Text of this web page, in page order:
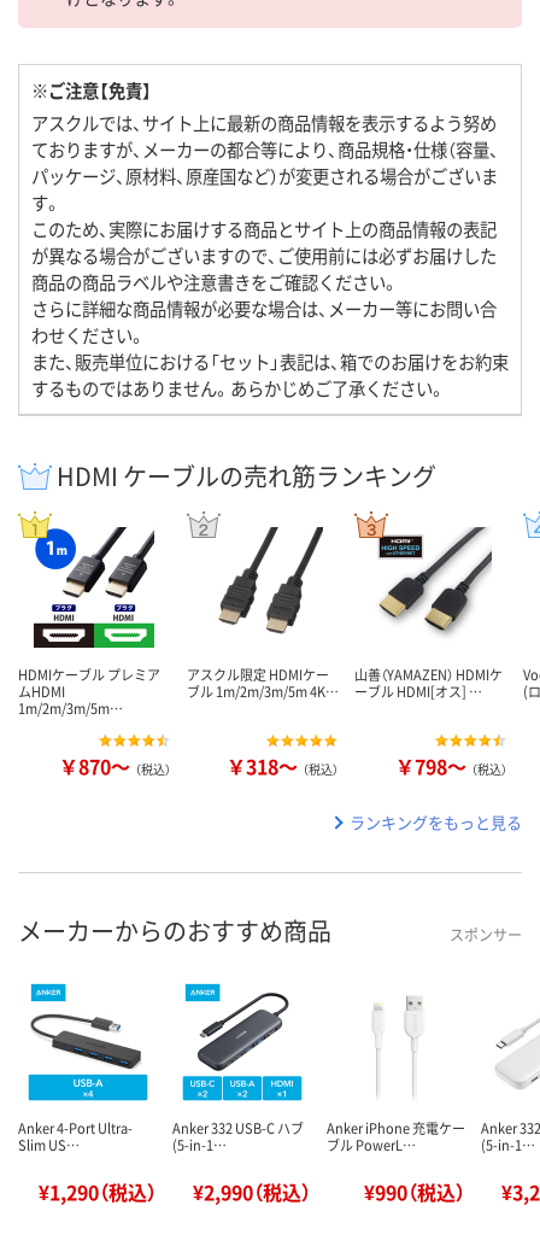
※ご注意【免責】
アスクルでは、サイト上に最新の商品情報を表示するよう努め
ておりますが、メーカーの都合等により、商品規格・仕様（容量、
パッケージ、原材料、原産国など）が変更される場合がございま
す。
このため、実際にお届けする商品とサイト上の商品情報の表記
が異なる場合がございますので、ご使用前には必ずお届けした
商品の商品ラベルや注意書きをご確認ください。
さらに詳細な商品情報が必要な場合は、メーカー等にお問い合
わせください。
また、販売単位における「セット」表記は、箱でのお届けをお約束
するものではありません。あらかじめご了承ください。
HDMI ケーブルの売れ筋ランキング
HDMIケーブル プレミア
ムHDMI
1m/2m/3m/5m…
￥870～ （税込）
アスクル限定 HDMIケー
ブル 1m/2m/3m/5m 4K…
￥318～ （税込）
山善（YAMAZEN） HDMIケ
ーブル HDMI[オス] …
￥798～ （税込）
(
ランキングをもっと見る
メーカーからのおすすめ商品 スポンサー
Anker 4-Port Ultra-
Slim US…
¥1,290（税込）
Anker 332 USB-C ハブ
(5-in-1…
¥2,990（税込）
Anker iPhone 充電ケー
ブル PowerL…
¥990（税込）
Anker
(5-in-1…